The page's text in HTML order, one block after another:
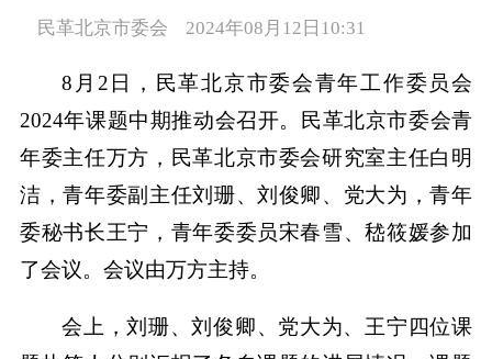
民革北京市委会 2024年08月12日10:31
8月2日，民革北京市委会青年工作委员会
2024年课题中期推动会召开。民革北京市委会青
年委主任万方，民革北京市委会研究室主任白明
洁，青年委副主任刘珊、刘俊卿、党大为，青年
委秘书长王宁，青年委委员宋春雪、嵇筱媛参加
了会议。会议由万方主持。
会上，刘珊、刘俊卿、党大为、王宁四位课